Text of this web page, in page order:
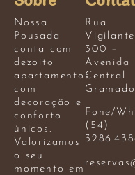
Nossa
Pousada
conta com
dezoito
apartamentos
com
decoração e
conforto
únicos.
Valorizamos
o seu
momento em
Rua
300 –
Avenida
Central
Fone/
(54)